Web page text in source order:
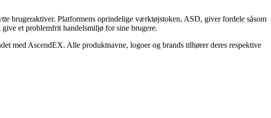
brugeraktiver. Platformens oprindelige værktøjstoken, ASD, giver fordele såsom
et problemfrit handelsmiljø for sine brugere.
med AscendEX. Alle produktnavne, logoer og brands tilhører deres respektive